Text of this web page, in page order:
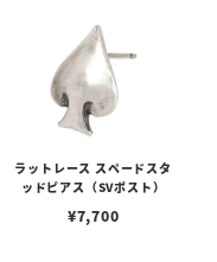
ラットレース スペードスタ
ッドピアス（SVポスト）
¥7,700